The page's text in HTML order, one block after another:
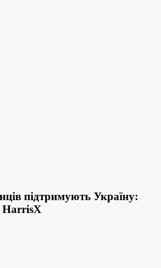
підтримують Україну:
HarrisX